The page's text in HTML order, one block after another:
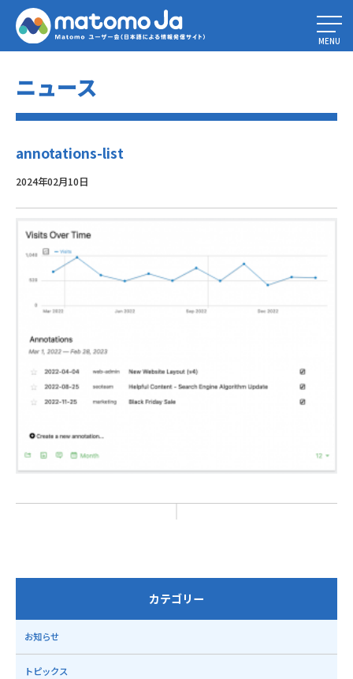
Home» ウェブ解析：クイックスタートガイド
MENU
ニュース
annotations-list
2024年02月10日
カテゴリー
お知らせ
トピックス